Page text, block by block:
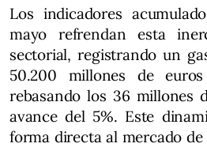
Los indicadores
mayo refrendan esta
sectorial, registrando un
50.200 millones de
rebasando los 36 millones
avance del 5%. Este
forma directa al mercado de